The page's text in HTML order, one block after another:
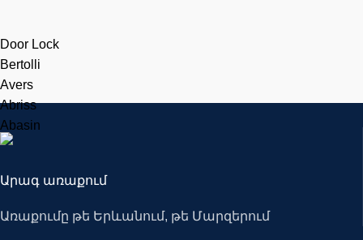
Door Lock
Bertolli
Avers
Abriss
Abasin
Արագ առաքում
Առաքումը թե Երևանում, թե Մարզերում